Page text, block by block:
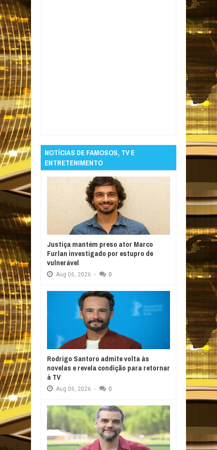
NOTÍCIAS DE FAMOSOS, TV E
ENTRETENIMENTO
Justiça mantém preso ator Marco
Furlan investigado por estupro de
vulnerável
Aug 06, 2026 - 0
Rodrigo Santoro admite volta às
novelas e revela condição para retornar
à TV
Aug 06, 2026 - 0